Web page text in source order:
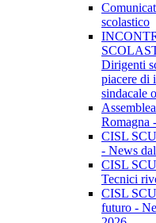
scolastico
Dirigenti
piacere di
sindacale
Romagna
CISL
- News
CISL
Tecnici
CISL
futuro -